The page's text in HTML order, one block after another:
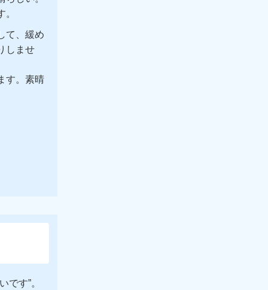
て、緩め
しませ
す。素晴
です”。